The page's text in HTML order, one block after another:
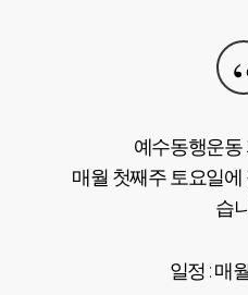
여러분의 중보기도
더 많은 분들이 24
함께하는